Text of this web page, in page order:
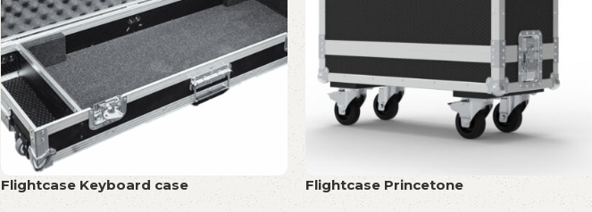
Flightcase Keyboard case Flightcase Princetone